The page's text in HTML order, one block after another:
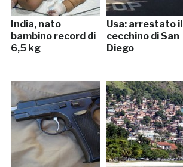
India, nato
bambino record di
6,5 kg
Usa: arrestato il
cecchino di San
Diego